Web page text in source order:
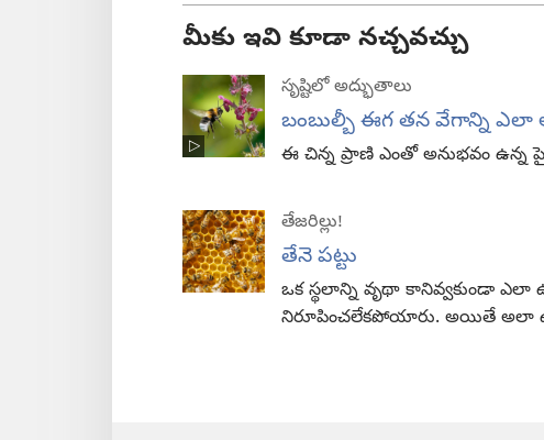
మీకు ఇవి కూడా నచ్చవచ్చు
సృష్టిలో అద్భుతాలు
బంబుల్బీ ఈగ తన వేగాన్ని ఎలా
ఈ చిన్న ప్రాణి ఎంతో అనుభవం ఉన్న
తేజరిల్లు!
తేనె పట్టు
ఒక స్థలాన్ని వృథా కానివ్వకుండా ఎలా
నిరూపించలేకపోయారు. అయితే అలా